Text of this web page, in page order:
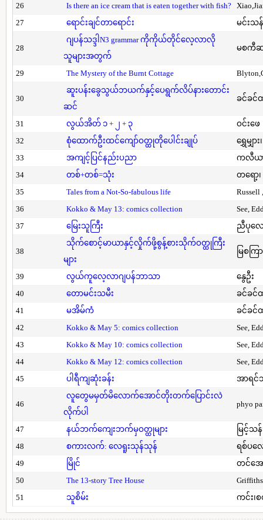
26
Is there an ice cream that is eaten together with fish?
27
ရောင်းချင်တာရောင်း မင်းသ
28
ဂျပန်သဒ္ဒါN3 grammar ကိုကိုယ်တိုင်လေ့လာလို
သူများအတွက်
မစကီ
29 The Mystery of the Burnt Cottage
30
ဆူးပန်းခွေသွယ်ဘယက်နှင့်ပေရွက်လိပ်နားတောင်း
ဆင်
ခင်ခင်
31 လွယ်အိတ် ၁ + ၂ + ၃
ဝင်းဖေ
32
စုံထောက်ဦးထင်ကျော်ဝတ္ထုတိုပေါင်းချုပ်
ရွှေမျှား
33
အကျင့်ပြင်နည်းပညာ
ကလီယာ
34
တစ်+တစ်=သုံး
တရော့၊
35
Tales from a Not-So-fabulous life
Russell
36
Kokko & May 13: comics collection
See,
37
မြေးသူကြီး ညီပုလေ
38
သိုက်စောင့်မာယာနှင့်လှိုက်ဖို့စွန့်စားသိုက်ဝတ္ထုကြီး
များ
မြစကြာ
39 လွယ်ကူလေ့လာဂျပန်ဘာသာ
နွေဦး
40
တောမင်းသမီး
ခင်ခင်
41
မအိမ်ကံ
ခင်ခင်
42
Kokko & May 5: comics collection
See,
43
Kokko & May 10: comics collection
See,
44
Kokko & May 12: comics collection
See,
45
ပါရီကျဆုံးခန်း အာရင်
46
လူတွေမမှတ်မိလောက်အောင်တိုးတက်ပြောင်းလဲ
လိုက်ပါ
phyo
47 နယ်ဘက်ကျေးဘက်မှဝတ္ထုများ
မြင့်သန်
48
စကားလက်: လေရူးသုန်သုန်
ရစ်ပလ
49
မြိုင်
တင်အေ
50
The 13-story Tree House
51
သူစိမ်း ကင်း၊